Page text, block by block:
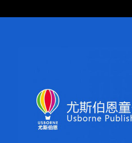
Aktivitäten in China
Reichweite der Marke zu
Kampagnen auf Chinas
Plattformen Weibo und